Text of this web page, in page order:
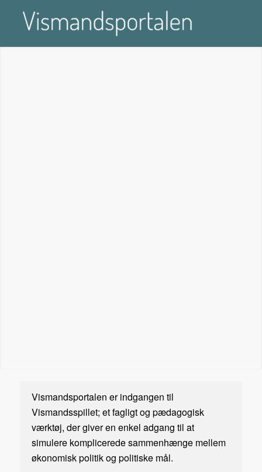
Vismandsportalen er indgangen til
Vismandsspillet; et fagligt og pædagogisk
værktøj, der giver en enkel adgang til at
simulere komplicerede sammenhænge mellem
økonomisk politik og politiske mål.